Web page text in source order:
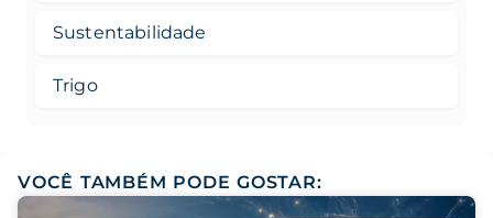
Sustentabilidade
Trigo
VOCÊ TAMBÉM PODE GOSTAR: